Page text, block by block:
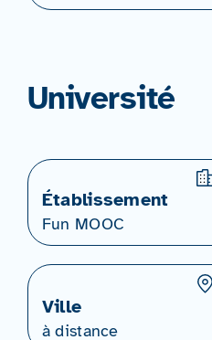
Université
Établissement
Fun MOOC
Ville
à distance